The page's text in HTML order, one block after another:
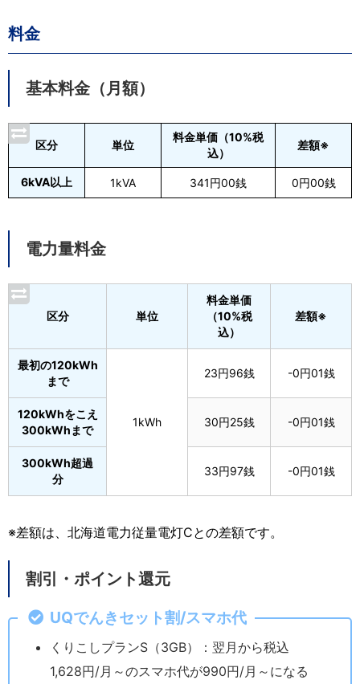
料金
基本料金（月額）
区分 単位
料金単価（10%税
込）
差額※
6kVA以上 1kVA 341円00銭 0円00銭
電力量料金
区分 単位
料金単価
（10%税
込）
差額※
最初の120kWh
まで
1kWh
23円96銭 -0円01銭
120kWhをこえ
300kWhまで
30円25銭 -0円01銭
300kWh超過
分
33円97銭 -0円01銭
※差額は、北海道電力従量電灯Cとの差額です。
割引・ポイント還元
UQでんきセット割/スマホ代
くりこしプランS（3GB）：翌月から税込
1,628円/月～のスマホ代が990円/月～になる